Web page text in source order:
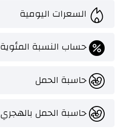
السعرات اليومية
حساب النسبة المئوية
حاسبة الحمل
حاسبة الحمل بالهجري